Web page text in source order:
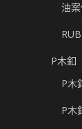
油
P木釦
P木
P木